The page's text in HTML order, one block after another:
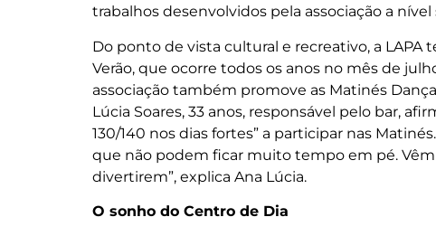
trabalhos desenvolvidos pela associação a nível
Do ponto de vista cultural e recreativo, a LAPA
Verão, que ocorre todos os anos no mês de
associação também promove as Matinés
Lúcia Soares, 33 anos, responsável pelo bar,
130/140 nos dias fortes” a participar nas
que não podem ficar muito tempo em pé.
divertirem”, explica Ana Lúcia.
O sonho do Centro de Dia